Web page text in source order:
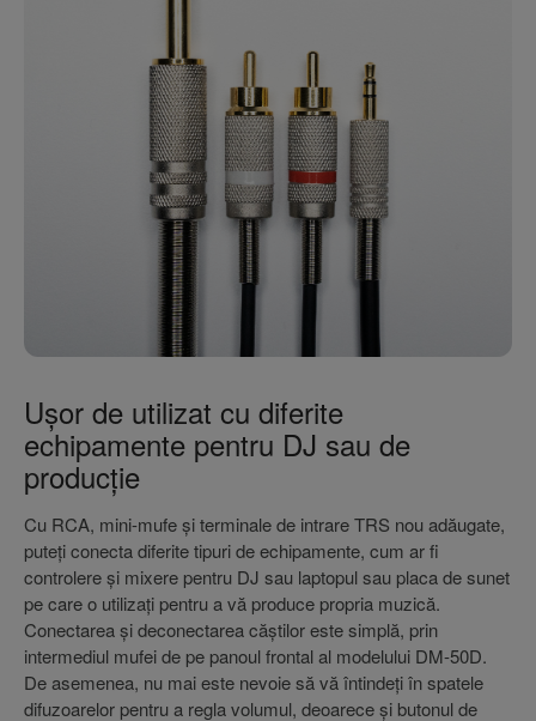
Ușor de utilizat cu diferite
echipamente pentru DJ sau de
producție
Cu RCA, mini-mufe și terminale de intrare TRS nou adăugate,
puteți conecta diferite tipuri de echipamente, cum ar fi
controlere și mixere pentru DJ sau laptopul sau placa de sunet
pe care o utilizați pentru a vă produce propria muzică.
Conectarea și deconectarea căștilor este simplă, prin
intermediul mufei de pe panoul frontal al modelului DM-50D.
De asemenea, nu mai este nevoie să vă întindeți în spatele
difuzoarelor pentru a regla volumul, deoarece și butonul de